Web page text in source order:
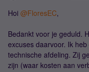
Hoi ​ @FloresEC,
Bedankt voor je geduld.
excuses daarvoor. Ik
technische afdeling. Zij
zijn (waar kosten aan